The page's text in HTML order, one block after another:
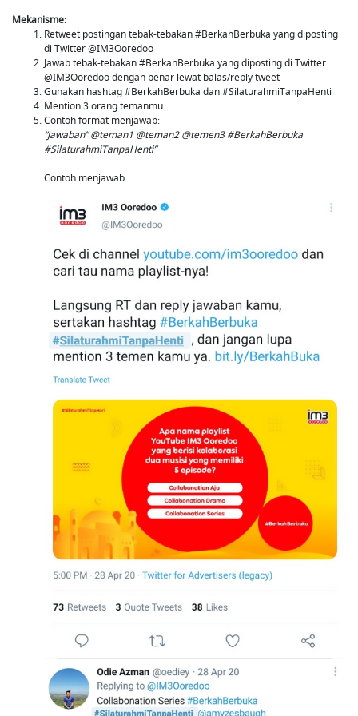
Mekanisme:
Retweet postingan tebak-tebakan #BerkahBerbuka yang diposting
di Twitter @IM3Ooredoo
Jawab tebak-tebakan #BerkahBerbuka yang diposting di Twitter
@IM3Ooredoo dengan benar lewat balas/reply tweet
Gunakan hashtag #BerkahBerbuka dan #SilaturahmiTanpaHenti
Mention 3 orang temanmu
Contoh format menjawab:
“Jawaban” @teman1 @teman2 @temen3 #BerkahBerbuka
#SilaturahmiTanpaHenti”
Contoh menjawab